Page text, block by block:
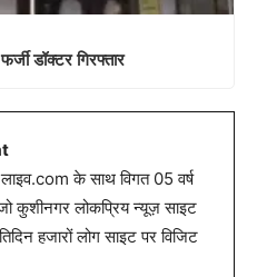
डॉक्टर गिरफ्तार
के साथ विगत 05 वर्ष
कुशीनगर लोकप्रिय न्यूज़ साइट
हजारों लोग साइट पर विजिट